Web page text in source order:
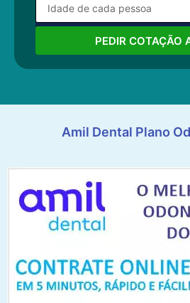
PEDIR COTAÇÃO
Amil Dental Plano